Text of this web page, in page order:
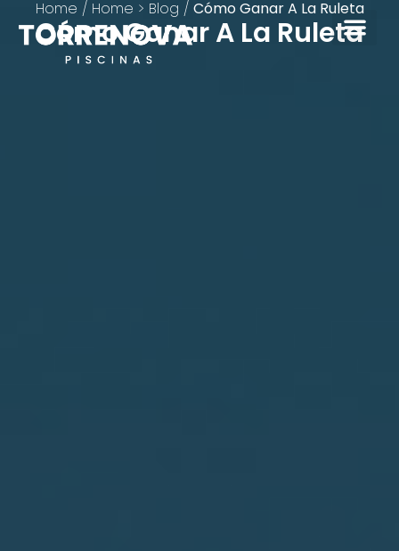
Home / Home > Blog / Cómo Ganar A La Ruleta
Cómo Ganar A La Ruleta